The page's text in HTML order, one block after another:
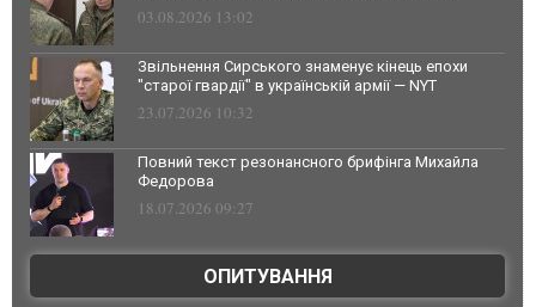
03.08.2026 13:02
Звільнення Сирського знаменує кінець епохи
"старої гвардії" в українській армії — NYT
23.07.2026 10:32
Повний текст резонансного брифінга Михайла
Федорова
18.07.2026 09:27
ОПИТУВАННЯ